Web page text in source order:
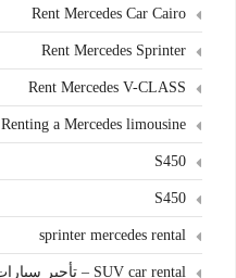
Rent Mercedes Car Cairo
Rent Mercedes Sprinter
Rent Mercedes V-CLASS
Renting a Mercedes limousine
S450
S450
sprinter mercedes rental
SUV car rental – تأجير سيارات دفع رباعي 4*4 مع سائق